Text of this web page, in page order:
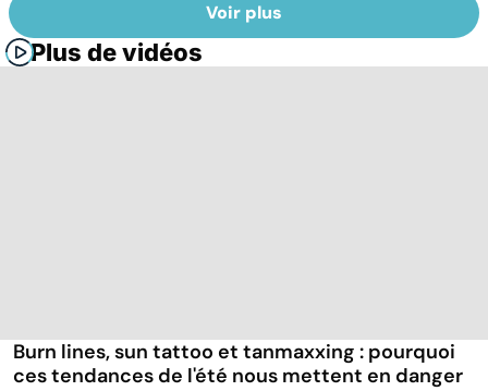
Voir plus
Plus de vidéos
Burn lines, sun tattoo et tanmaxxing : pourquoi
ces tendances de l'été nous mettent en danger